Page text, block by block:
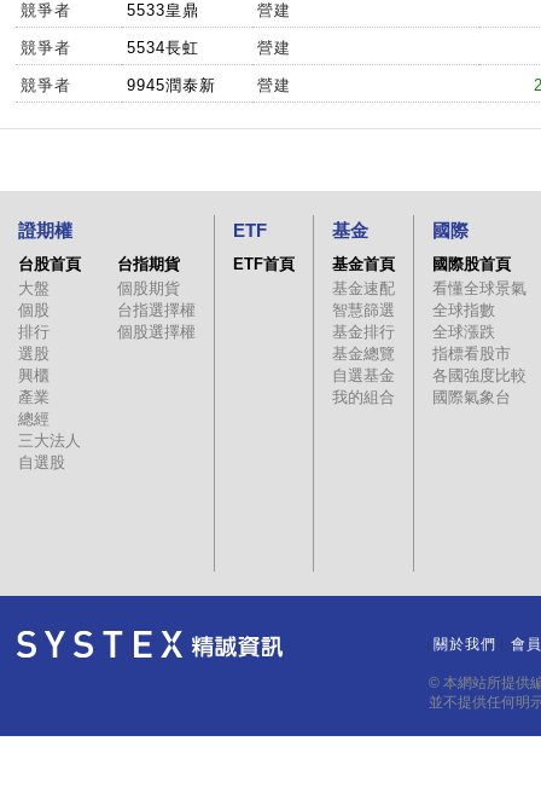
競爭者 5533皇鼎 營建
競爭者 5534長虹 營建
競爭者 9945潤泰新 營建
證期權
台股首頁
大盤
個股
排行
選股
興櫃
產業
總經
三大法人
自選股
台指期貨
個股期貨
台指選擇權
個股選擇權
ETF
ETF首頁
基金
基金首頁
基金速配
智慧篩選
基金排行
基金總覽
自選基金
我的組合
國際
國際股首頁
看懂全球景氣
全球指數
全球漲跌
指標看股市
各國強度比較
國際氣象台
關於我們 會
© 本網站所提供
並不提供任何明